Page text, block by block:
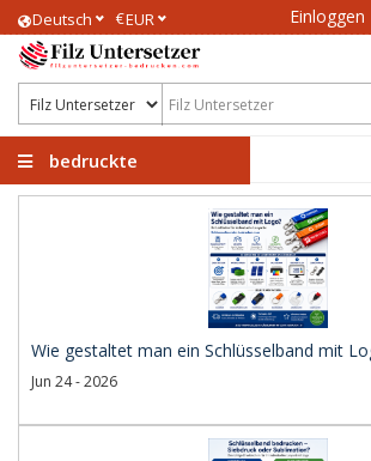
Deutsch €EUR Einloggen
bedruckte
Wie gestaltet man ein Schlüsselband mit
Jun 24 - 2026